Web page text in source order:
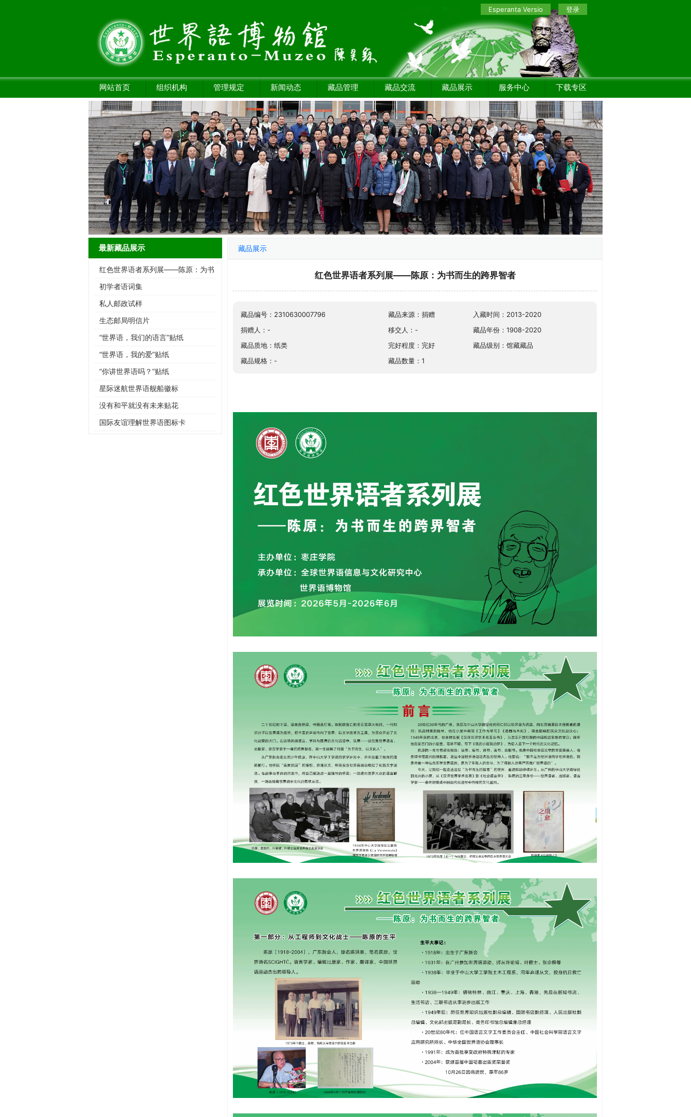
Esperanta Versio 登录
网站首页 组织机构 管理规定 新闻动态 藏品管理 藏品交流 藏品展示 服务中心 下载专区
最新藏品展示
红色世界语者系列展——陈原：为书
而生的跨界智者
初学者语词集
私人邮政试样
生态邮局明信片
“世界语，我们的语言”贴纸
“世界语，我的爱”贴纸
“你讲世界语吗？”贴纸
星际迷航世界语舰船徽标
没有和平就没有未来贴花
国际友谊理解世界语图标卡
藏品展示
红色世界语者系列展——陈原：为书而生的跨界智者
藏品编号：2310630007796 藏品来源：捐赠
入藏时间：2013-2020
捐赠人：-
移交人：-
藏品年份：1908-2020
藏品质地：纸类
完好程度：完好
藏品级别：馆藏藏品
藏品规格：-
藏品数量：1